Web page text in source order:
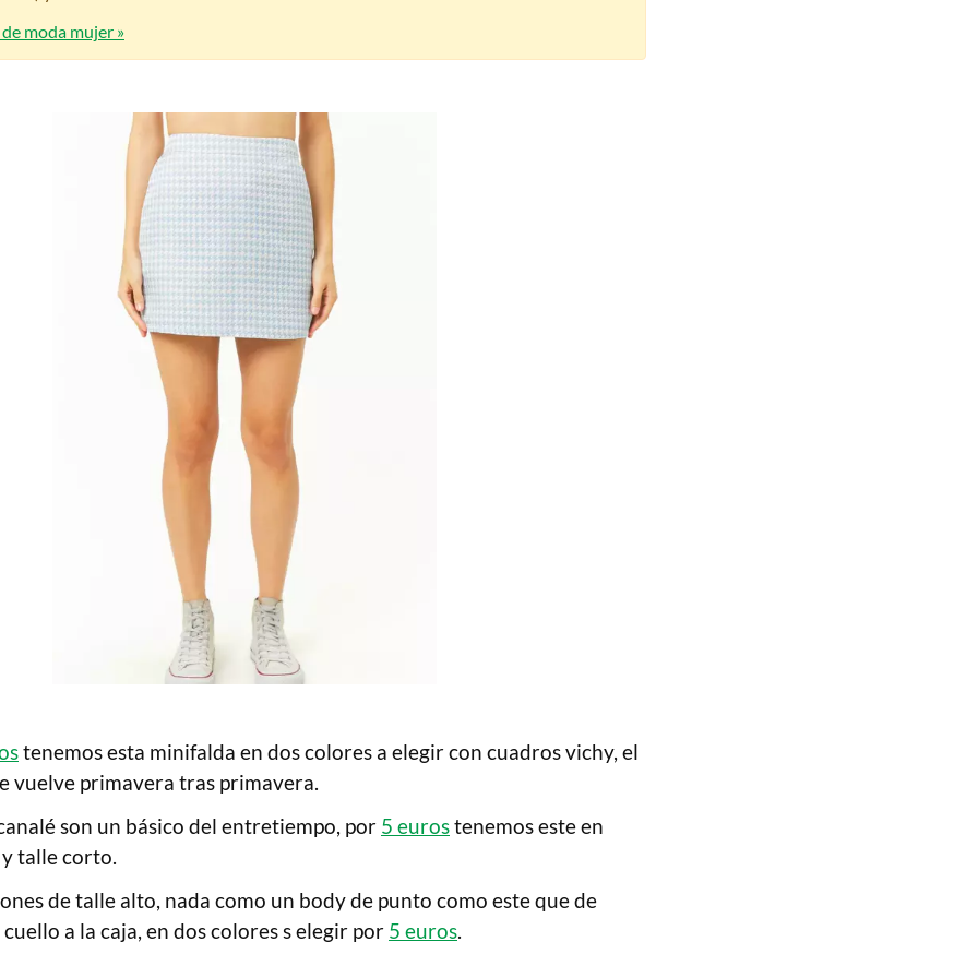
moda mujer »
tenemos esta minifalda en dos colores a elegir con cuadros vichy, el
vuelve primavera tras primavera.
son un básico del entretiempo, por 5 eurostenemos este en
talle corto.
de talle alto, nada como un body de punto como este que de
a la caja, en dos colores s elegir por 5 euros.